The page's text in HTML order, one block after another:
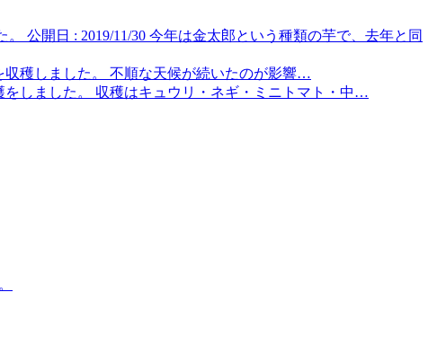
公開日 : 2019/11/30 今年は金太郎という種類の芋で、去年と同
収穫しました。 不順な天候が続いたのが影響…
をしました。 収穫はキュウリ・ネギ・ミニトマト・中…